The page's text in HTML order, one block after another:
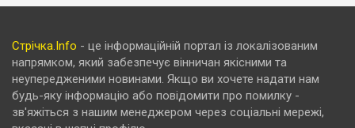
Стрічка.Info - це інформаційній портал із локалізованим
напрямком, який забезпечує вінничан якісними та
неупередженими новинами. Якщо ви хочете надати нам
будь-яку інформацію або повідомити про помилку -
зв'яжіться з нашим менеджером через соціальні мережі,